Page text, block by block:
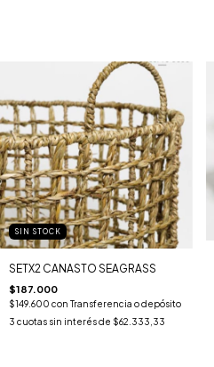
SIN STOCK
SETX2 CANASTO SEAGRASS
$187.000
$149.600 con Transferencia o depósito
3 cuotas sin interés de $62.333,33